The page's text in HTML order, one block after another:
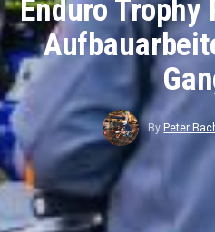
Enduro Trophy
By Peter